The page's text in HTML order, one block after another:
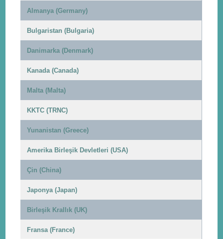
Almanya (Germany)
Bulgaristan (Bulgaria)
Danimarka (Denmark)
Kanada (Canada)
Malta (Malta)
KKTC (TRNC)
Yunanistan (Greece)
Amerika Birleşik Devletleri (USA)
Çin (China)
Japonya (Japan)
Birleşik Krallık (UK)
Fransa (France)